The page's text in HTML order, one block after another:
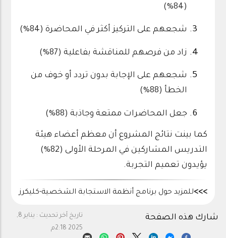
(84%)
شجعهم على التركيز أكثر في المحاضرة (84%)
زاد من فرصهم للمناقشة بفاعلية (87%)
شجعهم على الإجابة بدون تردد أو خوف من
الخطأ (88%)
جعل المحاضرات ممتعة وجاذبة (88%)
كما بينت نتائج المشروع أن معظم أعضاء هيئة
التدريس المشاركين في المرحلة الأولى (82%)
يؤيدون تعميم التجربة.
>>>للمزيد حول برنامج أنظمة الاستجابة الشخصية-كليكرز
تاريخ آخر تحديث :
يناير 8,
2025 2:18م
شارك هذه الصفحة